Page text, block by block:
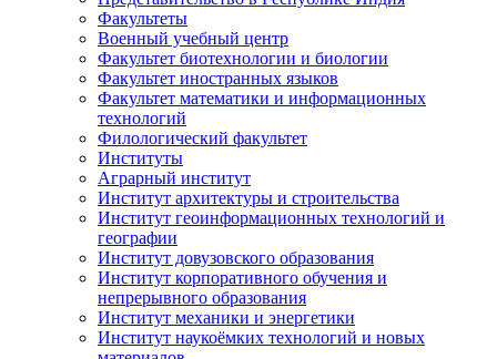
Факультеты
Военный учебный центр
Факультет биотехнологии и биологии
Факультет иностранных языков
Факультет математики и информационных
технологий
Филологический факультет
Институты
Аграрный институт
Институт архитектуры и строительства
Институт геоинформационных технологий и
географии
Институт довузовского образования
Институт корпоративного обучения и
непрерывного образования
Институт механики и энергетики
Институт наукоёмких технологий и новых